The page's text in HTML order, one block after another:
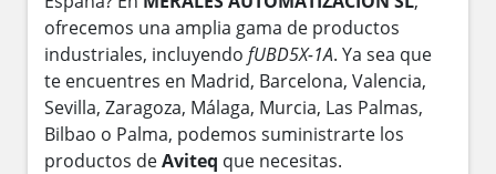
ofrecemos una amplia gama de productos
industriales, incluyendo fUBD5X-1A. Ya sea que
te encuentres en Madrid, Barcelona, Valencia,
Sevilla, Zaragoza, Málaga, Murcia, Las Palmas,
Bilbao o Palma, podemos suministrarte los
productos deAviteq que necesitas.